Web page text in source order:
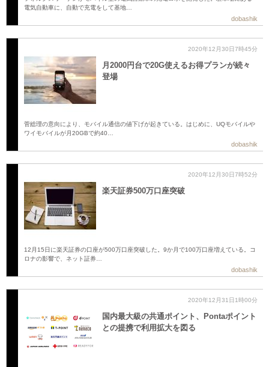
電気自動車に、自動で充電をして基地…
dobashik
2020年12月30日7時45分
月2000円台で20G使えるお得プランが続々
登場
菅総理の意向により、モバイル通信の値下げが起きている。はじめに、UQモバイルや
ワイモバイルが月20GBで約40…
dobashik
2020年12月30日7時52分
楽天証券500万口座突破
12月15日に楽天証券の口座が500万口座突破した。9か月で100万口座増えている。コ
ロナの影響で、ネット証券…
dobashik
2020年12月31日1時00分
国内最大級の共通ポイント、Pontaポイント
との提携で利用拡大を図る